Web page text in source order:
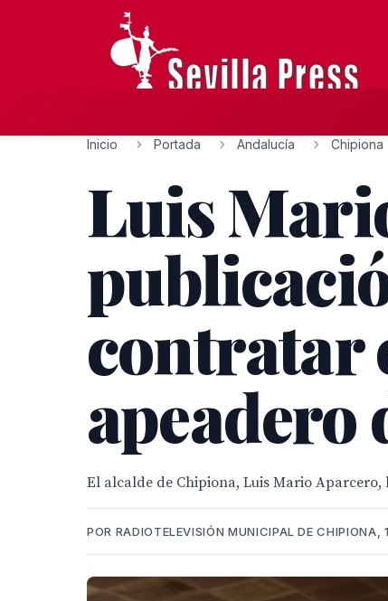
Inicio Portada Andalucía Chipiona
Luis
contratar
apeadero
El alcalde de Chipiona, Luis Mario
POR RADIOTELEVISIÓN MUNICIPAL DE CHIPIONA,